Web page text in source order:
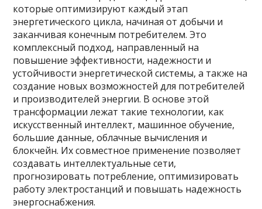
которые оптимизируют каждый этап
энергетического цикла, начиная от добычи и
заканчивая конечным потребителем. Это
комплексный подход, направленный на
повышение эффективности, надежности и
устойчивости энергетической системы, а также на
создание новых возможностей для потребителей
и производителей энергии. В основе этой
трансформации лежат такие технологии, как
искусственный интеллект, машинное обучение,
большие данные, облачные вычисления и
блокчейн. Их совместное применение позволяет
создавать интеллектуальные сети,
прогнозировать потребление, оптимизировать
работу электростанций и повышать надежность
энергоснабжения.